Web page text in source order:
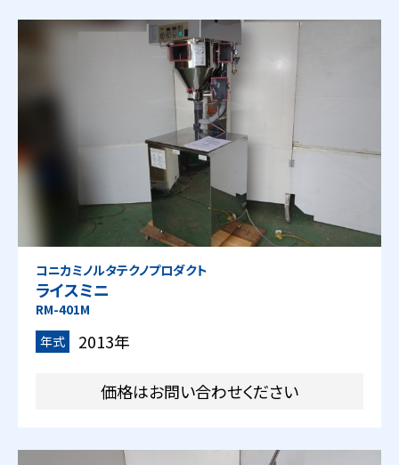
コニカミノルタテクノプロダクト
ライスミニ
RM-401M
年式
2013年
価格はお問い合わせください